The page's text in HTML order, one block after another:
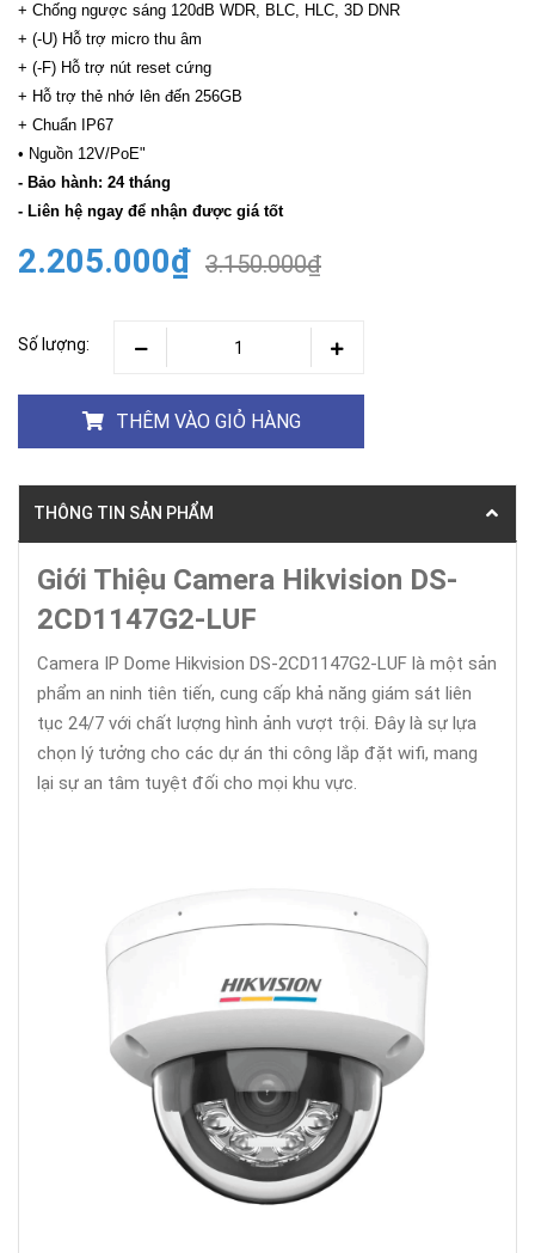
+ Chống ngược sáng 120dB WDR, BLC, HLC, 3D DNR
+ (-U) Hỗ trợ micro thu âm
+ (-F) Hỗ trợ nút reset cứng
+ Hỗ trợ thẻ nhớ lên đến 256GB
+ Chuẩn IP67
• Nguồn 12V/PoE"
- Bảo hành: 24 tháng
- Liên hệ ngay để nhận được giá tốt
2.205.000₫ 3.150.000₫
Số lượng:
THÊM VÀO GIỎ HÀNG
THÔNG TIN SẢN PHẨM
Giới Thiệu Camera Hikvision DS-
2CD1147G2-LUF
Camera IP Dome Hikvision DS-2CD1147G2-LUF là một sản
phẩm an ninh tiên tiến, cung cấp khả năng giám sát liên
tục 24/7 với chất lượng hình ảnh vượt trội. Đây là sự lựa
chọn lý tưởng cho các dự án thi công lắp đặt wifi, mang
lại sự an tâm tuyệt đối cho mọi khu vực.